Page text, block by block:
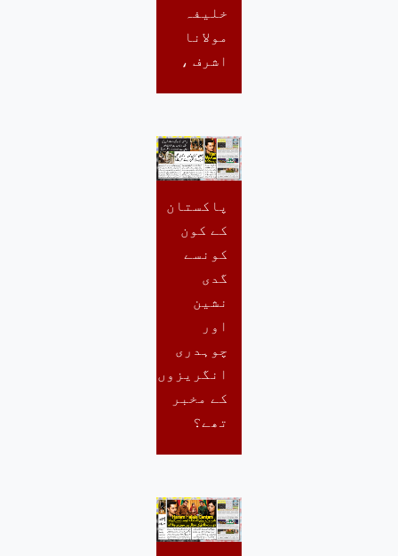
خلیفہ
مولانا
اشرف ،
پاکستان
کے کون
کونسے
گدی
نشین
اور
چوہدری
انگریزوں
کے مخبر
تھے؟